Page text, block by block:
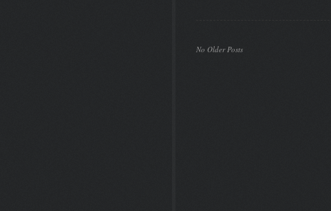
No Older Posts